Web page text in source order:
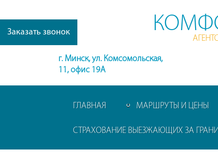
Заказать звонок
г. Минск, ул. Комсомольская,
11, офис 19А
ГЛАВНАЯ МАРШРУТЫ И ЦЕНЫ
СТРАХОВАНИЕ ВЫЕЗЖАЮЩИХ ЗА